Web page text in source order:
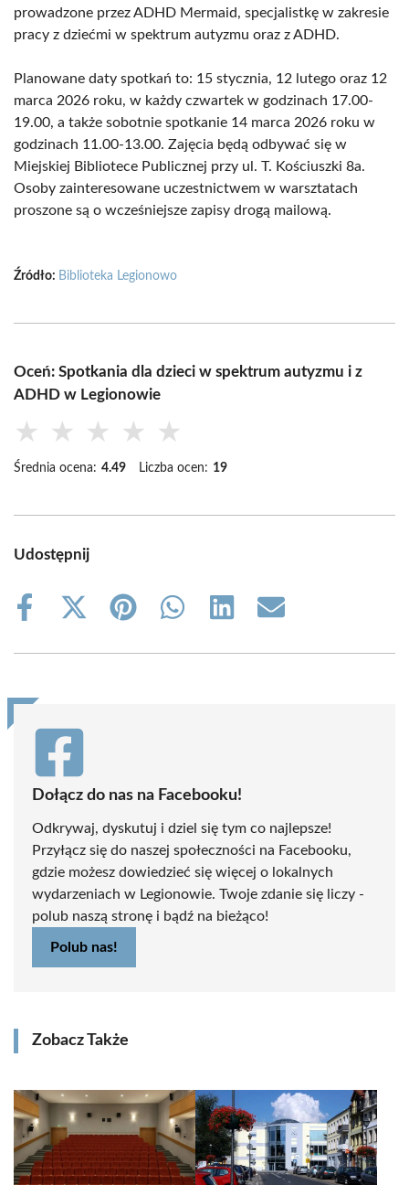
prowadzone przez ADHD Mermaid, specjalistkę w zakresie
pracy z dziećmi w spektrum autyzmu oraz z ADHD.
Planowane daty spotkań to: 15 stycznia, 12 lutego oraz 12
marca 2026 roku, w każdy czwartek w godzinach 17.00-
19.00, a także sobotnie spotkanie 14 marca 2026 roku w
godzinach 11.00-13.00. Zajęcia będą odbywać się w
Miejskiej Bibliotece Publicznej przy ul. T. Kościuszki 8a.
Osoby zainteresowane uczestnictwem w warsztatach
proszone są o wcześniejsze zapisy drogą mailową.
Źródło: Biblioteka Legionowo
Oceń: Spotkania dla dzieci w spektrum autyzmu i z
ADHD w Legionowie
★ ★ ★ ★ ★
Średnia ocena: 4.49 Liczba ocen: 19
Udostępnij
Share
Share
(Twitter)
Share
Share
Share
Share
Dołącz do nas na Facebooku!
Odkrywaj, dyskutuj i dziel się tym co najlepsze!
Przyłącz się do naszej społeczności na Facebooku,
gdzie możesz dowiedzieć się więcej o lokalnych
wydarzeniach w Legionowie. Twoje zdanie się liczy -
polub naszą stronę i bądź na bieżąco!
Polub nas!
Zobacz Także